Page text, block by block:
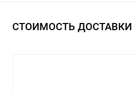
СТОИМОСТЬ ДОСТАВКИ